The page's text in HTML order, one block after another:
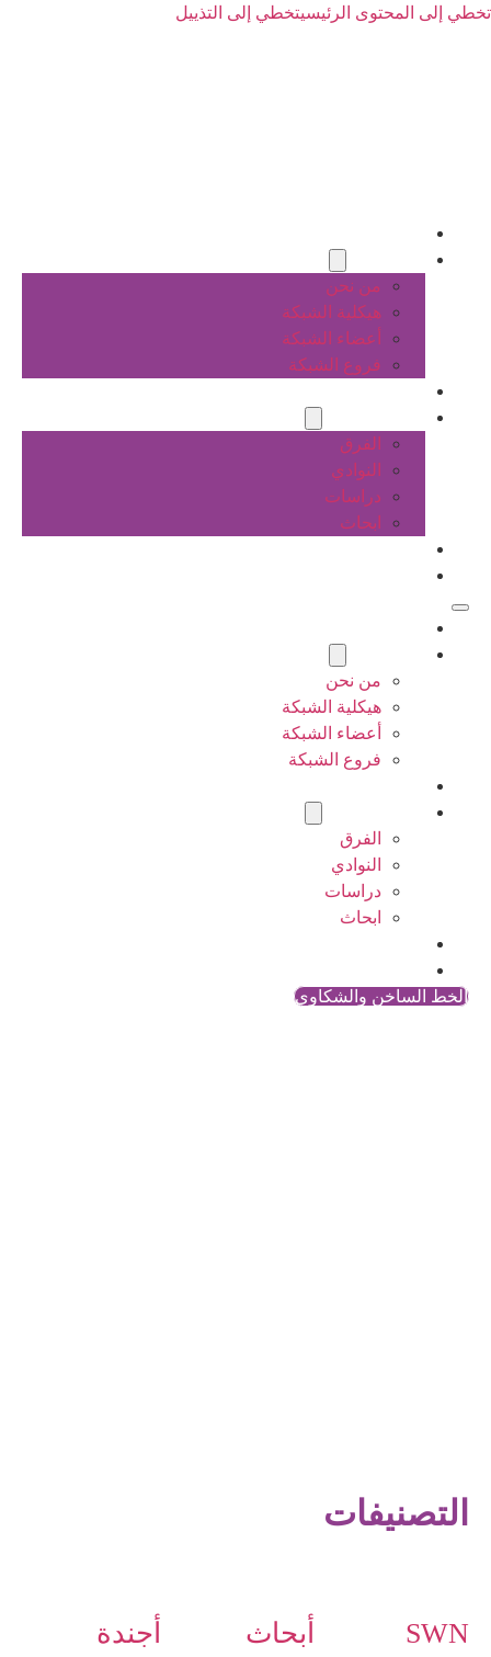
تخطي إلى المحتوى الرئيسيتخطي إلى التذييل
من نحن
هيكلية الشبكة
أعضاء الشبكة
فروع الشبكة
الفرق
النوادي
دراسات
ابحاث
من نحن
هيكلية الشبكة
أعضاء الشبكة
فروع الشبكة
الفرق
النوادي
دراسات
ابحاث
الخط الساخن والشكاوي
التصنيفات
SWN
أبحاث
أجندة